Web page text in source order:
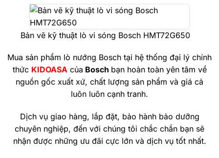
Bản vẽ kỹ thuật lò vi sóng Bosch HMT72G650
Mua sản phẩm lò nướng Bosch tại hệ thống đại lý chính
thức KIDOASA của Bosch bạn hoàn toàn yên tâm về
nguồn gốc xuất xứ, chất lượng sản phẩm và giá cả
luôn luôn cạnh tranh.
Dịch vụ giao hàng, lắp đặt, bảo hành bảo dưỡng
chuyên nghiệp, đến với chúng tôi chắc chắn bạn sẽ
nhận được những ưu đãi cực lớn và dịch vụ tốt nhất.